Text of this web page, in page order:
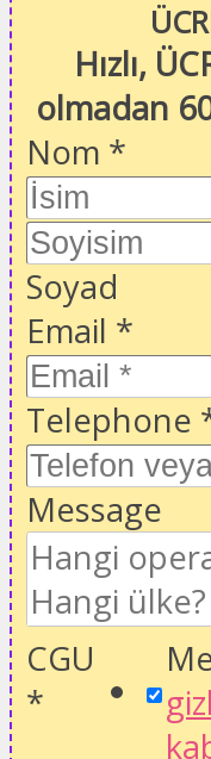
Hızlı,
olmadan
Nom *
Soyad
Email *
Telephone
Message
CGU
*